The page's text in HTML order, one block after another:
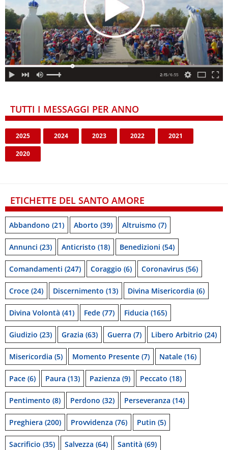
TUTTI I MESSAGGI PER ANNO
2025 2024 2023 2022 2021
2020
ETICHETTE DEL SANTO AMORE
Abbandono (21) Aborto (39) Altruismo (7)
Annunci (23) Anticristo (18) Benedizioni (54)
Comandamenti (247) Coraggio (6) Coronavirus (56)
Croce (24) Discernimento (13) Divina Misericordia (6)
Divina Volontà (41) Fede (77) Fiducia (165)
Giudizio (23) Grazia (63) Guerra (7) Libero Arbitrio (24)
Misericordia (5) Momento Presente (7) Natale (16)
Pace (6) Paura (13) Pazienza (9) Peccato (18)
Pentimento (8) Perdono (32) Perseveranza (14)
Preghiera (200) Provvidenza (76) Putin (5)
Sacrificio (35) Salvezza (64) Santità (69)